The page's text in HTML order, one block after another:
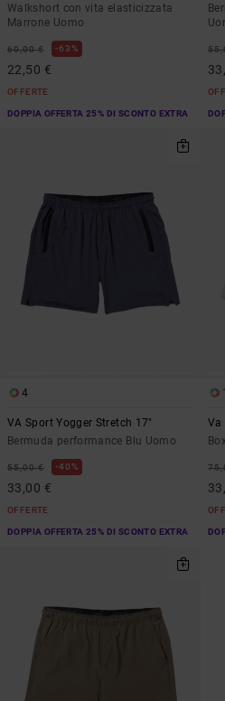
Walkshort con vita elasticizzata
Marrone Uomo
60,00 € 63%
22,50 €
OFFERTE
DOPPIA OFFERTA 25% DI SCONTO EXTRA
4
VA Sport Yogger Stretch 17"
Bermuda performance Blu Uomo
55,00 € 40%
33,00 €
OFFERTE
DOPPIA OFFERTA 25% DI SCONTO EXTRA
1
Va